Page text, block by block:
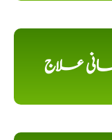
علاج